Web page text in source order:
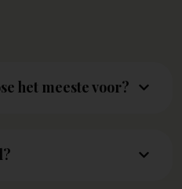
het meeste voor?